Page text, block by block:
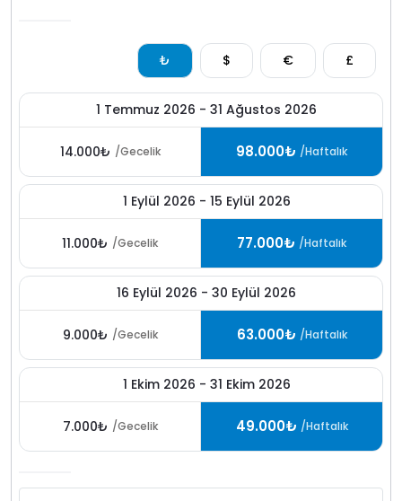
₺ $ € £
1 Temmuz 2026 - 31 Ağustos 2026
14.000₺ /Gecelik 98.000₺ /Haftalık
1 Eylül 2026 - 15 Eylül 2026
11.000₺ /Gecelik 77.000₺ /Haftalık
16 Eylül 2026 - 30 Eylül 2026
9.000₺ /Gecelik 63.000₺ /Haftalık
1 Ekim 2026 - 31 Ekim 2026
7.000₺ /Gecelik 49.000₺ /Haftalık